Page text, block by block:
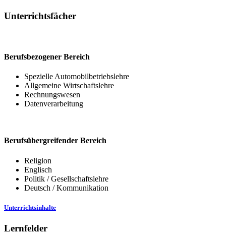
Unterrichtsfächer
Berufsbezogener Bereich
Spezielle Automobilbetriebslehre
Allgemeine Wirtschaftslehre
Rechnungswesen
Datenverarbeitung
Berufsübergreifender Bereich
Religion
Englisch
Politik / Gesellschaftslehre
Deutsch / Kommunikation
Unterrichtsinhalte
Lernfelder